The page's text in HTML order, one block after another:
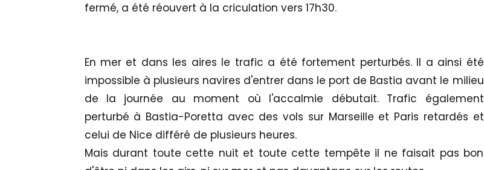
fermé, a été réouvert à la criculation vers 17h30.
En mer et dans les aires le trafic a été fortement perturbés. Il a ainsi été
impossible à plusieurs navires d'entrer dans le port de Bastia avant le milieu
de la journée au moment où l'accalmie débutait. Trafic également
perturbé à Bastia-Poretta avec des vols sur Marseille et Paris retardés et
celui de Nice différé de plusieurs heures.
Mais durant toute cette nuit et toute cette tempête il ne faisait pas bon